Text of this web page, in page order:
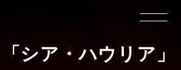
シア・ハウリア」